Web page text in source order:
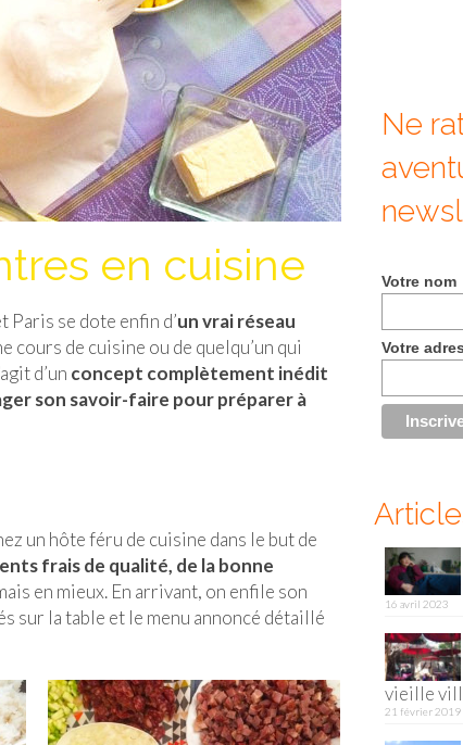
en cuisine
Paris se dote enfin d’un vrai réseau
cours de cuisine ou de quelqu’un qui
d’un concept complètement inédit
son savoir-faire pour préparer à
un hôte féru de cuisine dans le but de
frais de qualité, de la bonne
en mieux. En arrivant, on enfile son
sur la table et le menu annoncé détaillé
Ne
Votre nom
Votre
16 avril 2023
vieille
21 février 2019